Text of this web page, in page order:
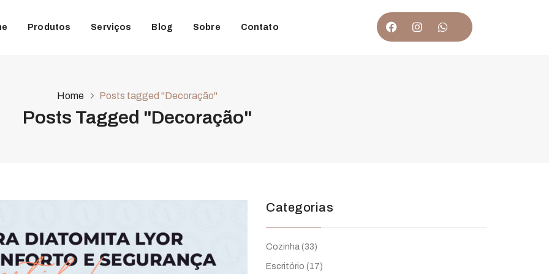
Produtos Serviços Blog Sobre Contato
Home Posts tagged "Decoração"
Posts Tagged "Decoração"
Categorias
Cozinha (33)
Escritório (17)